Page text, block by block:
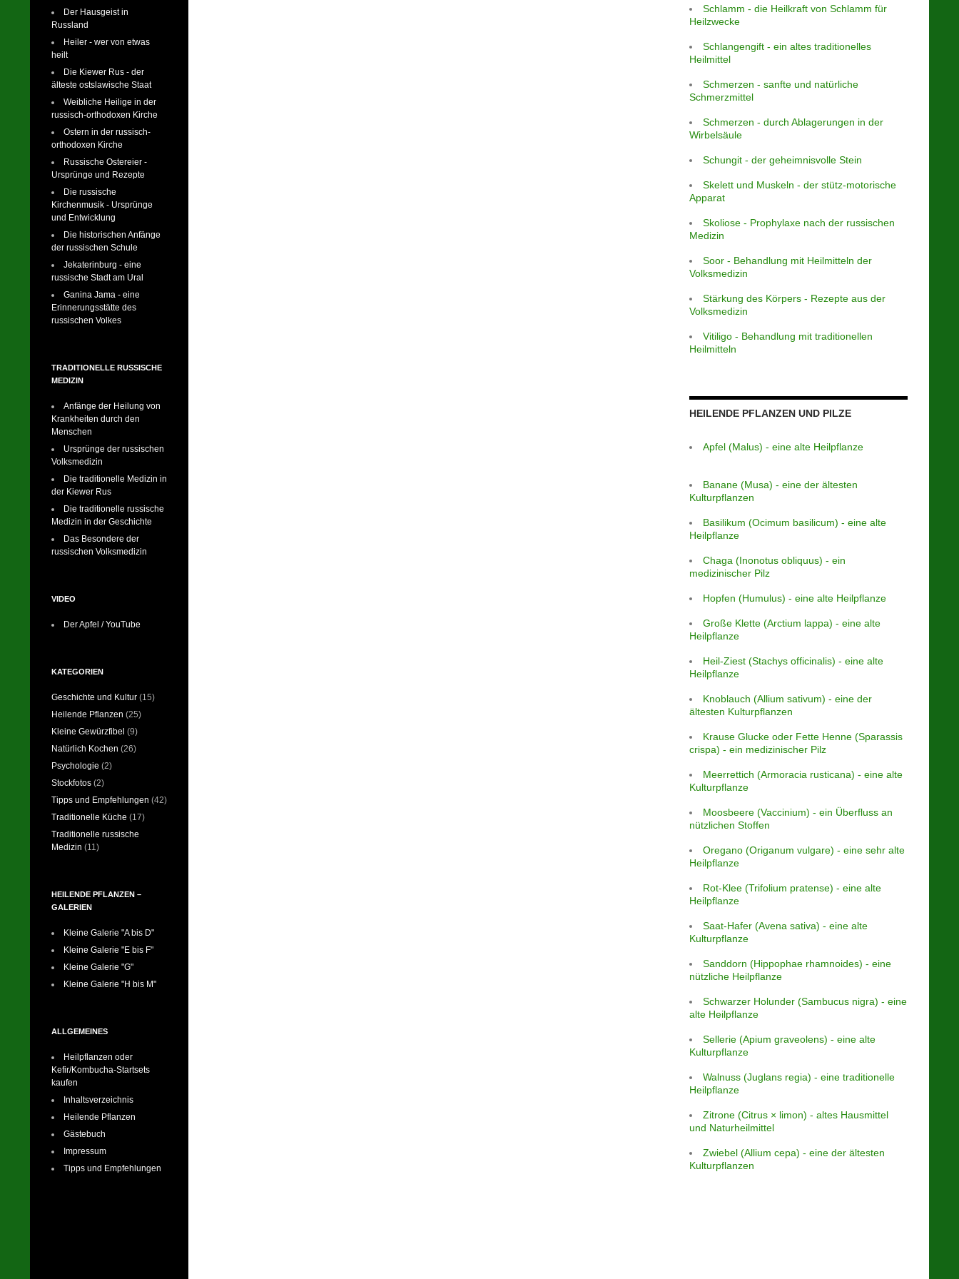
Schlamm - die Heilkraft von Schlamm für
Heilzwecke
Schlangengift - ein altes traditionelles
Heilmittel
Schmerzen - sanfte und natürliche
Schmerzmittel
Schmerzen - durch Ablagerungen in der
Wirbelsäule
Schungit - der geheimnisvolle Stein
Skelett und Muskeln - der stütz-motorische
Apparat
Skoliose - Prophylaxe nach der russischen
Medizin
Soor - Behandlung mit Heilmitteln der
Volksmedizin
Stärkung des Körpers - Rezepte aus der
Volksmedizin
Vitiligo - Behandlung mit traditionellen
Heilmitteln
HEILENDE PFLANZEN UND PILZE
Apfel (Malus) - eine alte Heilpflanze
Banane (Musa) - eine der ältesten
Kulturpflanzen
Basilikum (Ocimum basilicum) - eine alte
Heilpflanze
Chaga (Inonotus obliquus) - ein
medizinischer Pilz
Hopfen (Humulus) - eine alte Heilpflanze
Große Klette (Arctium lappa) - eine alte
Heilpflanze
Heil-Ziest (Stachys officinalis) - eine alte
Heilpflanze
Knoblauch (Allium sativum) - eine der
ältesten Kulturpflanzen
Krause Glucke oder Fette Henne (Sparassis
crispa) - ein medizinischer Pilz
Meerrettich (Armoracia rusticana) - eine alte
Kulturpflanze
Moosbeere (Vaccinium) - ein Überfluss an
nützlichen Stoffen
Oregano (Origanum vulgare) - eine sehr alte
Heilpflanze
Rot-Klee (Trifolium pratense) - eine alte
Heilpflanze
Saat-Hafer (Avena sativa) - eine alte
Kulturpflanze
Sanddorn (Hippophae rhamnoides) - eine
nützliche Heilpflanze
Schwarzer Holunder (Sambucus nigra) - eine
alte Heilpflanze
Sellerie (Apium graveolens) - eine alte
Kulturpflanze
Walnuss (Juglans regia) - eine traditionelle
Heilpflanze
Zitrone (Citrus × limon) - altes Hausmittel
und Naturheilmittel
Zwiebel (Allium cepa) - eine der ältesten
Kulturpflanzen
Der Hausgeist in
Russland
Heiler - wer von etwas
heilt
Die Kiewer Rus - der
älteste ostslawische Staat
Weibliche Heilige in der
russisch-orthodoxen Kirche
Ostern in der russisch-
orthodoxen Kirche
Russische Ostereier -
Ursprünge und Rezepte
Die russische
Kirchenmusik - Ursprünge
und Entwicklung
Die historischen Anfänge
der russischen Schule
Jekaterinburg - eine
russische Stadt am Ural
Ganina Jama - eine
Erinnerungsstätte des
russischen Volkes
TRADITIONELLE RUSSISCHE
MEDIZIN
Anfänge der Heilung von
Krankheiten durch den
Menschen
Ursprünge der russischen
Volksmedizin
Die traditionelle Medizin in
der Kiewer Rus
Die traditionelle russische
Medizin in der Geschichte
Das Besondere der
russischen Volksmedizin
VIDEO
Der Apfel / YouTube
KATEGORIEN
Geschichte und Kultur (15)
Heilende Pflanzen (25)
Kleine Gewürzfibel (9)
Natürlich Kochen (26)
Psychologie (2)
Stockfotos (2)
Tipps und Empfehlungen (42)
Traditionelle Küche (17)
Traditionelle russische
Medizin (11)
HEILENDE PFLANZEN –
GALERIEN
Kleine Galerie "A bis D"
Kleine Galerie "E bis F"
Kleine Galerie "G"
Kleine Galerie "H bis M"
ALLGEMEINES
Heilpflanzen oder
Kefir/Kombucha-Startsets
kaufen
Inhaltsverzeichnis
Heilende Pflanzen
Gästebuch
Impressum
Tipps und Empfehlungen